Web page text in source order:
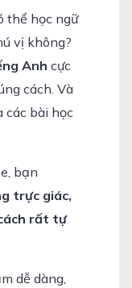
thể học ngữ
vị không?
Anh cực
cách. Và
các bài học
bạn
trực giác,
rất tự
dễ dàng,